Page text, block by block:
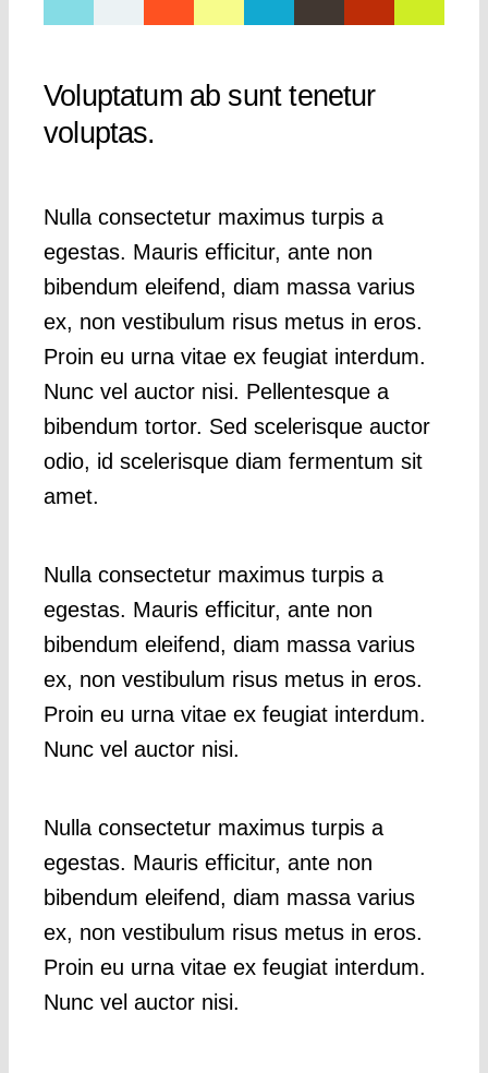
Voluptatum ab sunt tenetur
voluptas.
Nulla consectetur maximus turpis a
egestas. Mauris efficitur, ante non
bibendum eleifend, diam massa varius
ex, non vestibulum risus metus in eros.
Proin eu urna vitae ex feugiat interdum.
Nunc vel auctor nisi. Pellentesque a
bibendum tortor. Sed scelerisque auctor
odio, id scelerisque diam fermentum sit
amet.
Nulla consectetur maximus turpis a
egestas. Mauris efficitur, ante non
bibendum eleifend, diam massa varius
ex, non vestibulum risus metus in eros.
Proin eu urna vitae ex feugiat interdum.
Nunc vel auctor nisi.
Nulla consectetur maximus turpis a
egestas. Mauris efficitur, ante non
bibendum eleifend, diam massa varius
ex, non vestibulum risus metus in eros.
Proin eu urna vitae ex feugiat interdum.
Nunc vel auctor nisi.